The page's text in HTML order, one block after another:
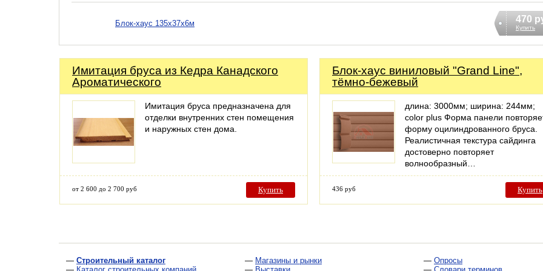
Блок-хаус 135х37х6м 470
Купить
Имитация бруса из Кедра Канадского
Ароматического
Имитация бруса предназначена для
отделки внутренних стен помещения
и наружных стен дома.
от 2 600 до 2 700 руб Купить
Блок-хаус виниловый "Grand Line",
тёмно-бежевый
длина: 3000мм; ширина: 244мм;
color plus Форма панели
форму оцилиндрованного бруса.
Реалистичная текстура сайдинга
достоверно повторяет
волнообразный…
436 руб Купить
— Строительный каталог
— Магазины и рынки
— Опросы